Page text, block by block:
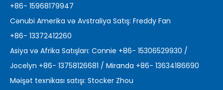
+86- 15968179947
Cənubi Amerika və Avstraliya Satış: Freddy Fan
+86- 13372412260
Asiya və Afrika Satışları: Connie +86- 15306529930 /
Jocelyn +86- 13758126681 / Miranda +86- 13634186690
Məişət texnikası satışı: Stocker Zhou